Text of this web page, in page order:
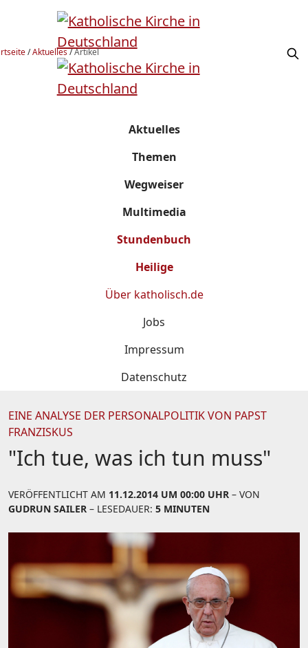
/Aktuelles/Artikel
Aktuelles
Themen
Wegweiser
Multimedia
Stundenbuch
Heilige
Über katholisch.de
Jobs
Impressum
Datenschutz
EINE ANALYSE DER PERSONALPOLITIK VON PAPST
FRANZISKUS
"Ich tue, was ich tun muss"
VERÖFFENTLICHT AM 11.12.2014 UM 00:00 UHR – VON
GUDRUN SAILER – LESEDAUER: 5 MINUTEN